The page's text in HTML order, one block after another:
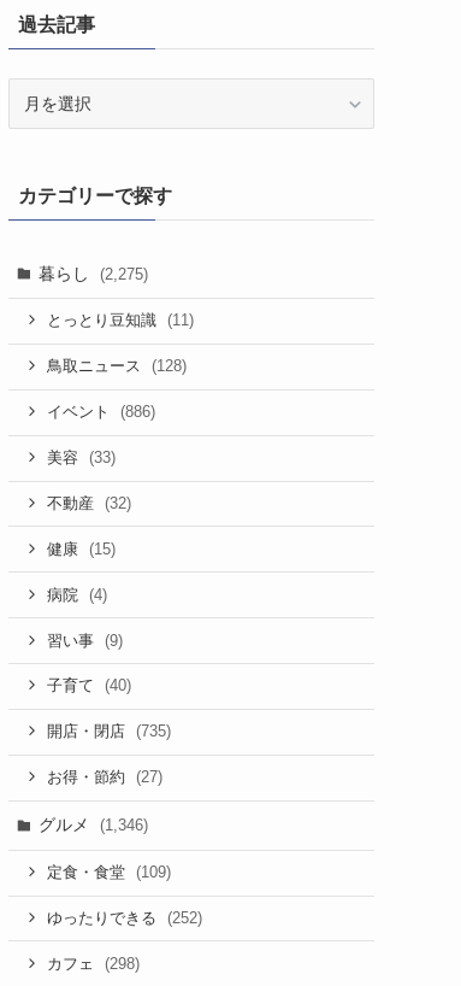
過去記事
カテゴリーで探す
暮らし (2,275)
とっとり豆知識 (11)
鳥取ニュース (128)
イベント (886)
美容 (33)
不動産 (32)
健康 (15)
病院 (4)
習い事 (9)
子育て (40)
開店・閉店 (735)
お得・節約 (27)
グルメ (1,346)
定食・食堂 (109)
ゆったりできる (252)
カフェ (298)